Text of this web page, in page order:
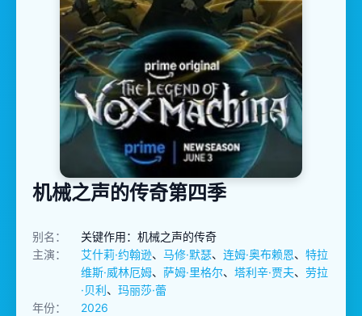
机械之声的传奇第四季
别名：
关键作用：机械之声的传奇
主演：
艾什莉·约翰逊、 马修·默瑟、 连姆·奥布赖恩、 特拉
维斯·威林厄姆、 萨姆·里格尔、 塔利辛·贾夫、 劳拉
·贝利、 玛丽莎·蕾
年份：
2026